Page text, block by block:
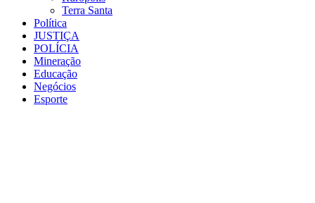
Terra Santa
Política
JUSTIÇA
POLÍCIA
Mineração
Educação
Negócios
Esporte